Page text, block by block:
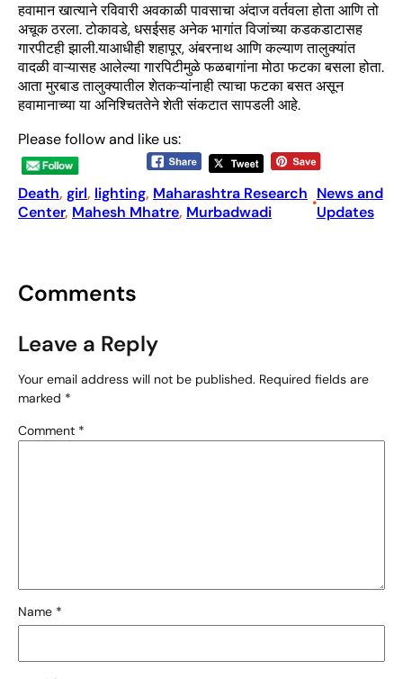
हवामान खात्याने रविवारी अवकाळी पावसाचा अंदाज वर्तवला होता आणि तो
अचूक ठरला. टोकावडे, धसईसह अनेक भागांत विजांच्या कडकडाटासह
गारपीटही झाली.याआधीही शहापूर, अंबरनाथ आणि कल्याण तालुक्यांत
वादळी वाऱ्यासह आलेल्या गारपिटीमुळे फळबागांना मोठा फटका बसला होता.
आता मुरबाड तालुक्यातील शेतकऱ्यांनाही त्याचा फटका बसत असून
हवामानाच्या या अनिश्चिततेने शेती संकटात सापडली आहे.
Please follow and like us:
Death, girl, lighting, Maharashtra Research
Center, Mahesh Mhatre, Murbadwadi
•News and
Updates
Comments
Leave a Reply
Your email address will not be published. Required fields are
marked *
Comment *
Name *